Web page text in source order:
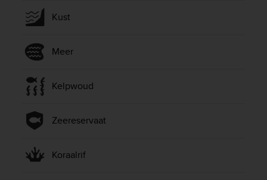
Kust
Meer
Kelpwoud
Zeereservaat
Koraalrif